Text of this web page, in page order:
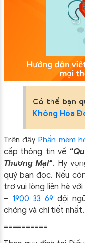
Có thể bạn
Không Hóa
Trên đây Phần mềm
cấp thông tin về
Thương Mại“. Hy
quý bạn đọc. Nếu
trợ vui lòng liên hệ
– 1900 33 69 đội
chóng và chi tiết nhất.
==========